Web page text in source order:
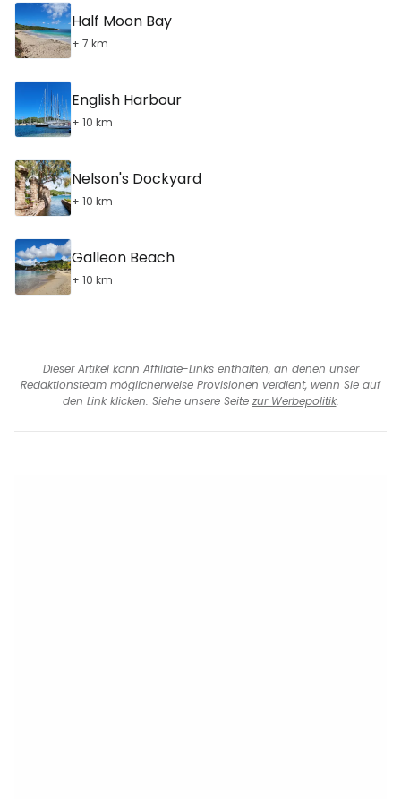
Half Moon Bay
+ 7 km
English Harbour
+ 10 km
Nelson's Dockyard
+ 10 km
Galleon Beach
+ 10 km
Dieser Artikel kann Affiliate-Links enthalten, an denen unser
Redaktionsteam möglicherweise Provisionen verdient, wenn Sie auf
den Link klicken. Siehe unsere Seite zur Werbepolitik.